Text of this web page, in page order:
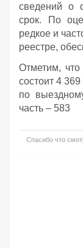
сведений о
срок. По
редкое и
реестре,
Отметим,
состоит 4
по
часть – 583
Спасибо что